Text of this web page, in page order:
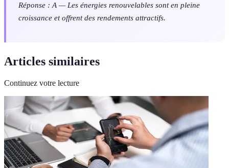
Réponse : A — Les énergies renouvelables sont en pleine
croissance et offrent des rendements attractifs.
Articles similaires
Continuez votre lecture